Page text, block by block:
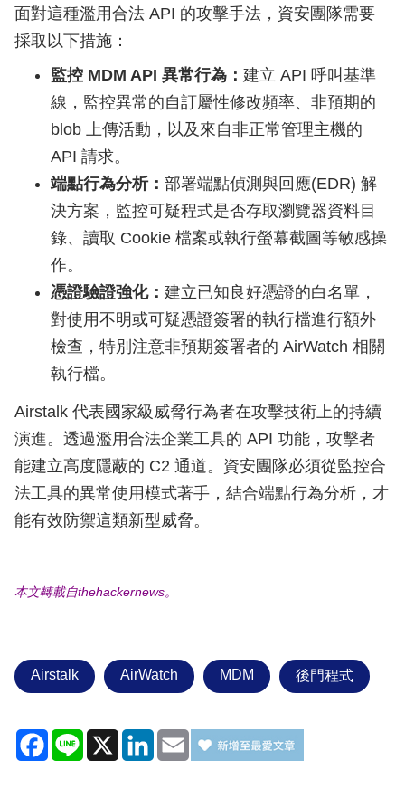
面對這種濫用合法 API 的攻擊手法，資安團隊需要
採取以下措施：
監控 MDM API 異常行為： 建立 API 呼叫基準
線，監控異常的自訂屬性修改頻率、非預期的
blob 上傳活動，以及來自非正常管理主機的
API 請求。
端點行為分析： 部署端點偵測與回應(EDR) 解
決方案，監控可疑程式是否存取瀏覽器資料目
錄、讀取 Cookie 檔案或執行螢幕截圖等敏感操
作。
憑證驗證強化： 建立已知良好憑證的白名單，
對使用不明或可疑憑證簽署的執行檔進行額外
檢查，特別注意非預期簽署者的 AirWatch 相關
執行檔。
Airstalk 代表國家級威脅行為者在攻擊技術上的持續
演進。透過濫用合法企業工具的 API 功能，攻擊者
能建立高度隱蔽的 C2 通道。資安團隊必須從監控合
法工具的異常使用模式著手，結合端點行為分析，才
能有效防禦這類新型威脅。
本文轉載自thehackernews。
Airstalk AirWatch MDM 後門程式
Facebook
Line X LinkedIn
Email